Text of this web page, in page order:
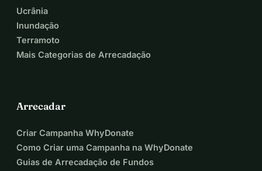
🌐 Reconhecimento Global:
• Seu agradecimento personalizado não apenas fará parte de
nossos registros internos, mas também será compartilhado com a
comunidade do NeuraLearn VR, reconhecendo seu compromisso
em moldar o futuro da educação.
expressar nossa mais profunda apreciação por sua crença no
transformadora! 🚀🌐
Ucrânia
Inundação
Terramoto
Mais Categorias de Arrecadação
Arrecadar
Criar Campanha WhyDonate
Como Criar uma Campanha na WhyDonate
Guias de Arrecadação de Fundos